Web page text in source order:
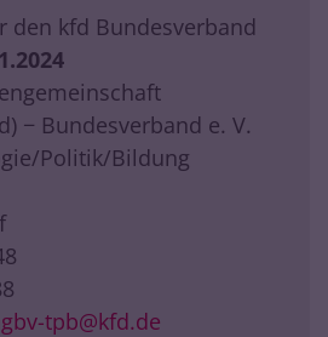
den kfd Bundesverband
− Bundesverband e. V.
Politik/Bildung
tpb@kfd.de